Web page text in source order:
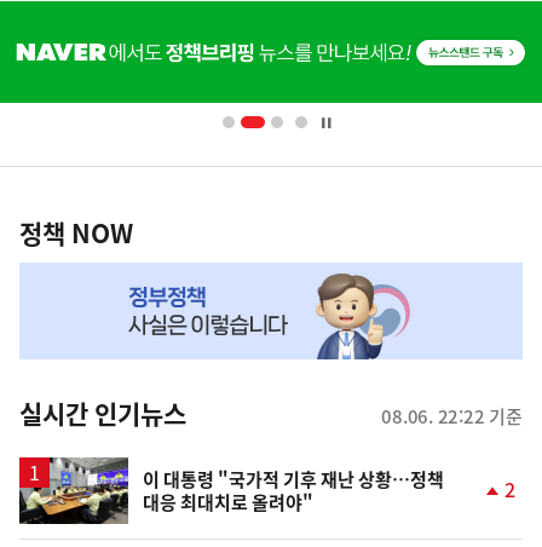
단
배
영
책
NOW,
뉴
스
정책 NOW
실시간 인기뉴스 08.06. 22:22 기준
이 대통령 "국가적 기후 재난 상황…정책
대응 최대치로 올려야"
계
2